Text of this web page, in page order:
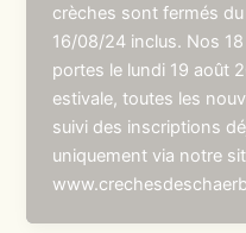
crèches sont fermés
16/08/24 inclus. Nos
portes le lundi 19 août
estivale, toutes les
suivi des inscriptions
uniquement via notre